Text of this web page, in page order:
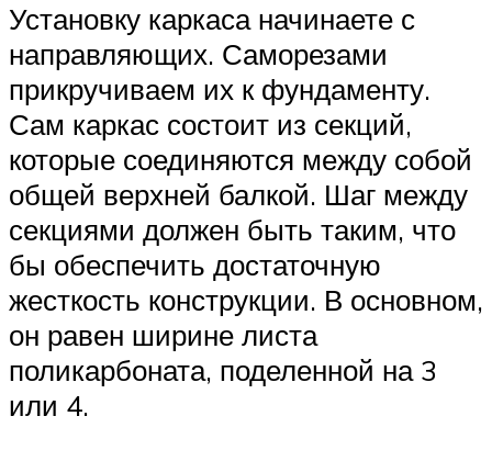
Установку каркаса начинаете с
направляющих. Саморезами
прикручиваем их к фундаменту.
Сам каркас состоит из секций,
которые соединяются между собой
общей верхней балкой. Шаг между
секциями должен быть таким, что
бы обеспечить достаточную
жесткость конструкции. В основном,
он равен ширине листа
поликарбоната, поделенной на 3
или 4.